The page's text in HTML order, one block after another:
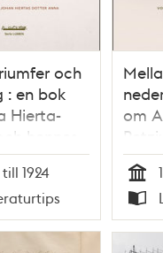
och
: en bok
Hierta-
hennes
1. Lars
/
till 1924
om
tid.
Tid
Typ